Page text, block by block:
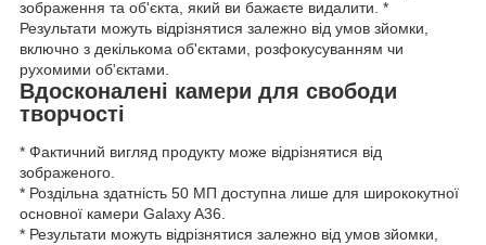
зображення та об'єкта, який ви бажаєте видалити. *
Результати можуть відрізнятися залежно від умов зйомки,
включно з декількома об'єктами, розфокусуванням чи
рухомими об'єктами.
Вдосконалені камери для свободи
творчості
* Фактичний вигляд продукту може відрізнятися від
зображеного.
* Роздільна здатність 50 МП доступна лише для ширококутної
основної камери Galaxy A36.
* Результати можуть відрізнятися залежно від умов зйомки,